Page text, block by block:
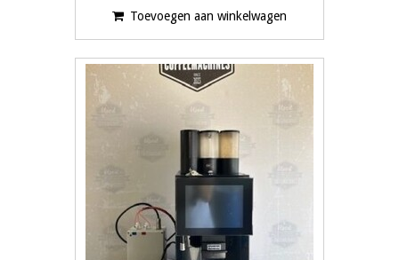
Toevoegen aan winkelwagen